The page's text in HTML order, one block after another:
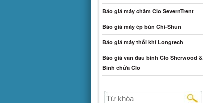
Báo giá máy châm Clo SevernTrent
Báo giá máy ép bùn Chi-Shun
Báo giá máy thổi khí Longtech
Báo giá van đầu bình Clo Sherwood &
Bình chứa Clo